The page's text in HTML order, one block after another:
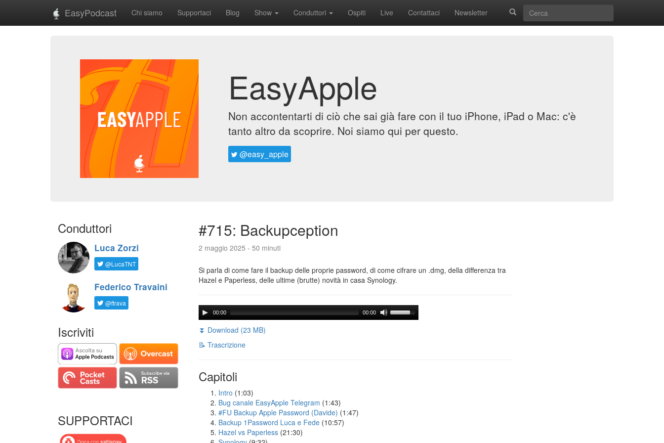
EasyPodcast Chi siamo Supportaci Blog Show Conduttori Ospiti Live Contattaci Newsletter
EasyApple
Non accontentarti di ciò che sai già fare con il tuo iPhone, iPad o Mac: c'è
tanto altro da scoprire. Noi siamo qui per questo.
@easy_apple
Conduttori
Luca Zorzi
@LucaTNT
Federico Travaini
@ftrava
Iscriviti
SUPPORTACI
#715: Backupception
2 maggio 2025 - 50 minuti
Si parla di come fare il backup delle proprie password, di come cifrare un .dmg, della differenza tra
Hazel e Paperless, delle ultime (brutte) novità in casa Synology.
00:00 00:00
⏬ Download (23 MB)
📝 Trascrizione
Capitoli
Intro (1:03)
Bug canale EasyApple Telegram (1:43)
#FU Backup Apple Password (Davide) (1:47)
Backup 1Password Luca e Fede (10:57)
Hazel vs Paperless (21:30)